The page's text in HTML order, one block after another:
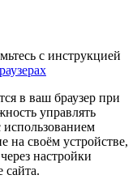
с инструкцией
в ваш браузер при
управлять
на своём устройстве,
настройки
сайта.